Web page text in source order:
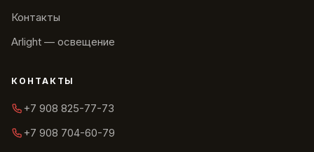
Контакты
Arlight — освещение
КОНТАКТЫ
+7 908 825-77-73
+7 908 704-60-79